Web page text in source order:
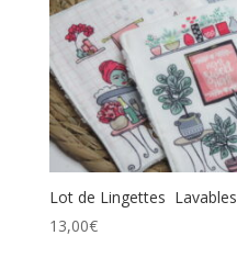
Lot de Lingettes Lavables
13,00€